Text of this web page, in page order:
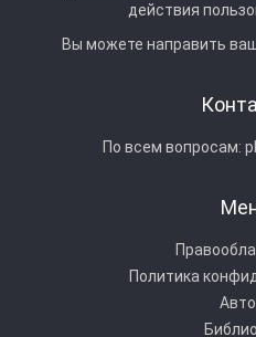
действия
Вы можете направить
По всем вопросам:
Политика